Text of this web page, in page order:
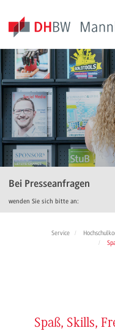
Bei Presseanfragen
wenden Sie sich bitte an:
Service
Spaß, Skills,